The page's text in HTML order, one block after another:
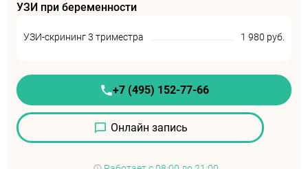
УЗИ при беременности
УЗИ-скрининг 3 триместра 1 980 руб.
+7 (495) 152-77-66
Онлайн запись